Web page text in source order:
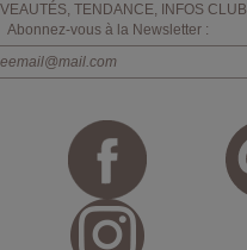
TENDANCE, INFOS CLUB
Abonnez-vous à la Newsletter :